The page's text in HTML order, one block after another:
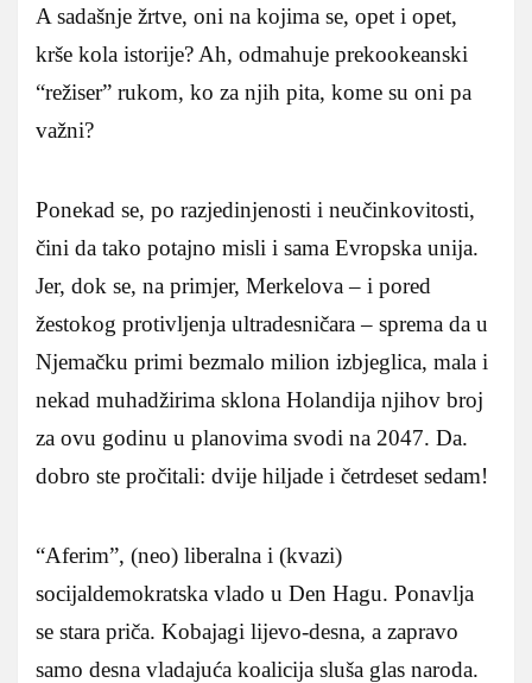
A sadašnje žrtve, oni na kojima se, opet i opet,
krše kola istorije? Ah, odmahuje prekookeanski
“režiser” rukom, ko za njih pita, kome su oni pa
važni?
Ponekad se, po razjedinjenosti i neučinkovitosti,
čini da tako potajno misli i sama Evropska unija.
Jer, dok se, na primjer, Merkelova – i pored
žestokog protivljenja ultradesničara – sprema da u
Njemačku primi bezmalo milion izbjeglica, mala i
nekad muhadžirima sklona Holandija njihov broj
za ovu godinu u planovima svodi na 2047. Da.
dobro ste pročitali: dvije hiljade i četrdeset sedam!
“Aferim”, (neo) liberalna i (kvazi)
socijaldemokratska vlado u Den Hagu. Ponavlja
se stara priča. Kobajagi lijevo-desna, a zapravo
samo desna vladajuća koalicija sluša glas naroda.